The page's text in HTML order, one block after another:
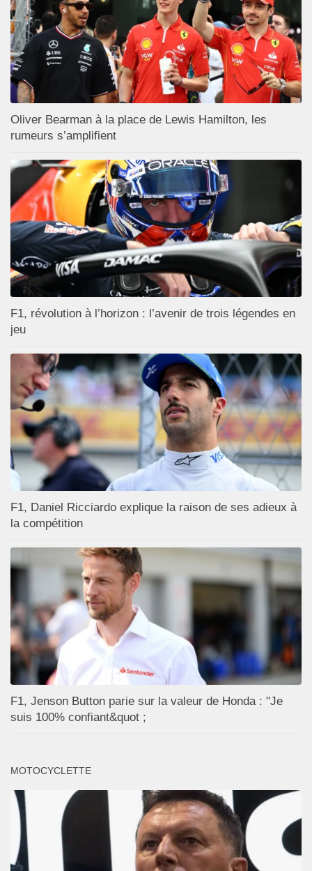
Oliver Bearman à la place de Lewis Hamilton, les
rumeurs s’amplifient
F1, révolution à l’horizon : l’avenir de trois légendes en
jeu
F1, Daniel Ricciardo explique la raison de ses adieux à
la compétition
F1, Jenson Button parie sur la valeur de Honda : "Je
suis 100% confiant&quot ;
MOTOCYCLETTE